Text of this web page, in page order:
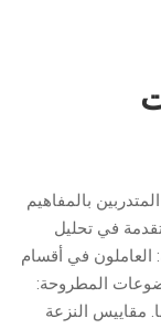
بالمفاهيم
في تحليل
العاملون في أقسام
المطروحة:
مقاييس النزعة